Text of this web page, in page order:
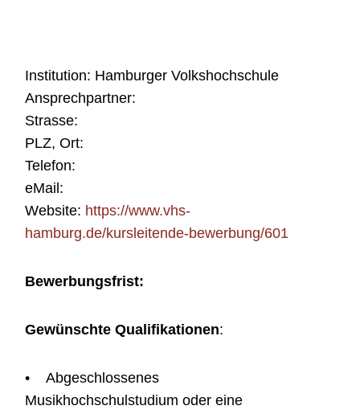
Institution: Hamburger Volkshochschule
Ansprechpartner:
Strasse:
PLZ, Ort:
Telefon:
eMail:
Website: https://www.vhs-
hamburg.de/kursleitende-bewerbung/601
Bewerbungsfrist:
Gewünschte Qualifikationen:
• Abgeschlossenes
Musikhochschulstudium oder eine